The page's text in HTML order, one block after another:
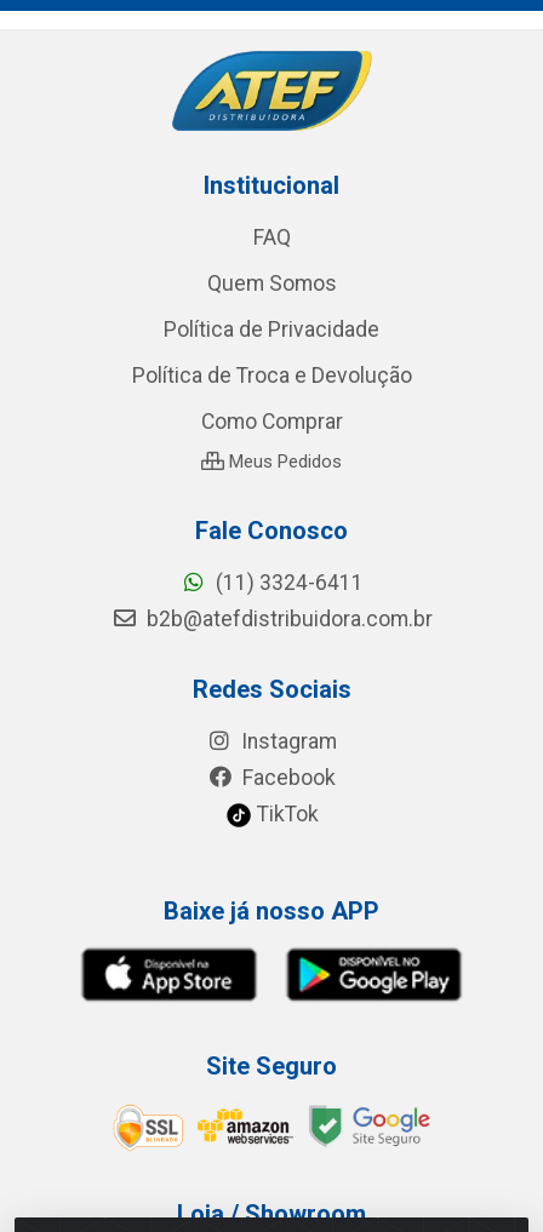
Institucional
FAQ
Quem Somos
Política de Privacidade
Política de Troca e Devolução
Como Comprar
Meus Pedidos
Fale Conosco
(11) 3324-6411
b2b@atefdistribuidora.com.br
Redes Sociais
Instagram
Facebook
TikTok
Baixe já nosso APP
Site Seguro
Loja / Showroom